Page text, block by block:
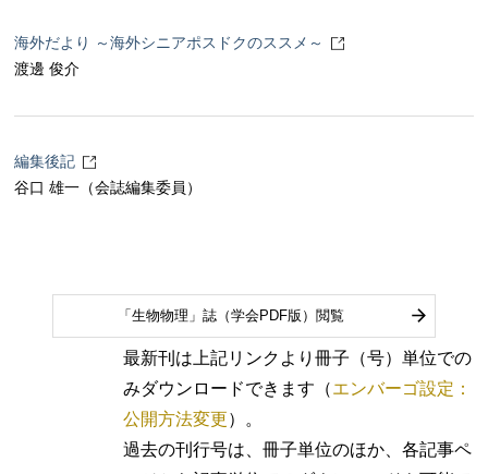
海外だより ～海外シニアポスドクのススメ～
渡邊 俊介
編集後記
谷口 雄一（会誌編集委員）
「生物物理」誌（学会PDF版）閲覧
最新刊は上記リンクより冊子（号）単位での
みダウンロードできます（エンバーゴ設定：
公開方法変更）。
過去の刊行号は、冊子単位のほか、各記事ペ